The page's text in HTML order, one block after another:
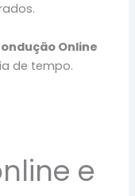
Online
de tempo.
e